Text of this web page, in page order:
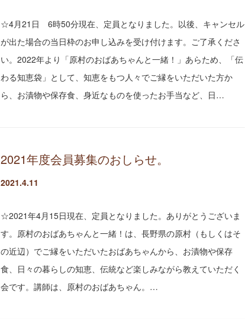
☆4月21日 6時50分現在、定員となりました。以後、キャンセル
が出た場合の当日枠のお申し込みを受け付けます。ご了承くださ
い。2022年より「原村のおばあちゃんと一緒！」あらため、「伝
わる知恵袋」として、知恵をもつ人々でご縁をいただいた方か
ら、お漬物や保存食、身近なものを使ったお手当など、日…
2021年度会員募集のおしらせ。
2021.4.11
☆2021年4月15日現在、定員となりました。ありがとうございま
す。原村のおばあちゃんと一緒！は、長野県の原村（もしくはそ
の近辺）でご縁をいただいたおばあちゃんから、お漬物や保存
食、日々の暮らしの知恵、伝統など楽しみながら教えていただく
会です。講師は、原村のおばあちゃん。…